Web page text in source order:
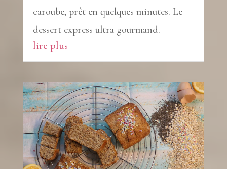
caroube, prêt en quelques minutes. Le
dessert express ultra gourmand.
lire plus